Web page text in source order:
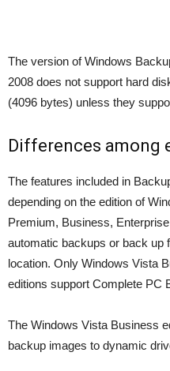
The version of Windows
2008 does not support hard
(4096 bytes) unless they
Differences among
The features included in
depending on the edition of
Premium, Business,
automatic backups or back up
location. Only Windows Vista
editions support Complete PC
The Windows Vista Business
backup images to dynamic